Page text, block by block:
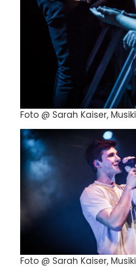
Foto @ Sarah Kaiser,
Foto @ Sarah Kaiser,